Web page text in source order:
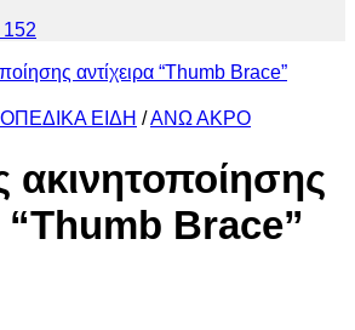
ΕΙΔΗ /ΑΝΩ ΑΚΡΟ
ακινητοποίησης
“Thumb Brace”